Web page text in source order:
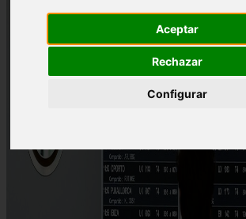
Aceptar
Rechazar
Configurar